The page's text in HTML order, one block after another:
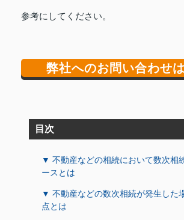
参考にしてください。
弊社へのお問い合わせ
目次
▼ 不動産などの相続において数次相
ースとは
▼ 不動産などの数次相続が発生した
点とは